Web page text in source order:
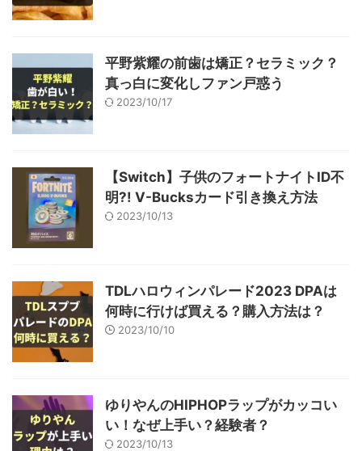
平野紫耀の前歯は矯正？セラミック？
真っ白に変化しファン戸惑う
2023/10/17
【Switch】子供のフォートナイトID不
明?! V-Bucksカード引き換え方法
2023/10/13
TDLハロウィンパレード2023 DPAは
何時に行けば買える？購入方法は？
2023/10/10
ゆりやんのHIPHOPラップがカッコい
い！なぜ上手い？経験者？
2023/10/13